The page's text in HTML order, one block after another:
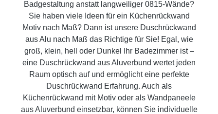
Badgestaltung anstatt langweiliger 0815-Wände?
Sie haben viele Ideen für ein Küchenrückwand
Motiv nach Maß? Dann ist unsere Duschrückwand
aus Alu nach Maß das Richtige für Sie! Egal, wie
groß, klein, hell oder Dunkel Ihr Badezimmer ist –
eine Duschrückwand aus Aluverbund wertet jeden
Raum optisch auf und ermöglicht eine perfekte
Duschrückwand Erfahrung. Auch als
Küchenrückwand mit Motiv oder als Wandpaneele
aus Aluverbund einsetzbar, können Sie individuelle